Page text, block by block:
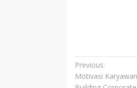
Navigasi
pos
Previous:
Motivasi